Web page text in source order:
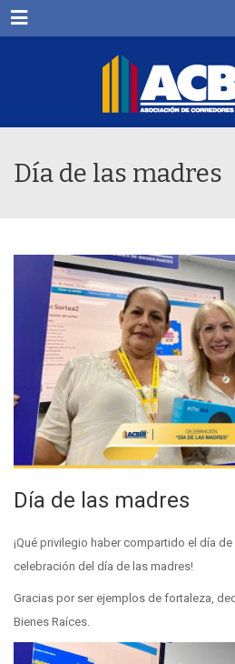
Menu
Día de las madres
Día de las madres
¡Qué privilegio haber compartido el día
celebración del día de las madres!
Gracias por ser ejemplos de fortaleza,
Bienes Raíces.